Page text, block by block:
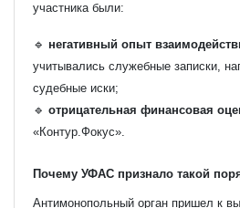
участника были:
🔹 негативный опыт
учитывались служебные записки,
судебные иски;
🔹 отрицательная финансовая
«Контур.Фокус».
Почему УФАС признало такой
Антимонопольный орган пришел к